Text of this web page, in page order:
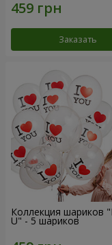
Заказать
Коллекция шариков
U" - 5 шариков